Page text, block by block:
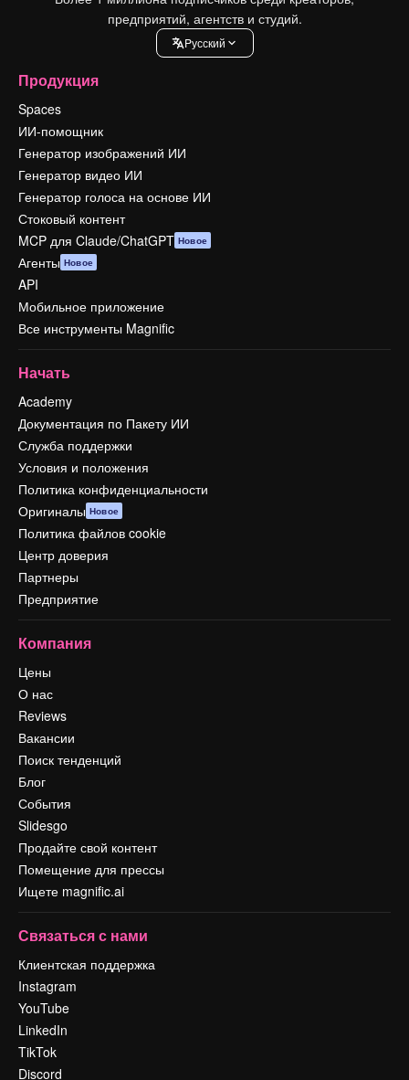
предприятий, агентств и студий.
Pусский
Продукция
Spaces
ИИ-помощник
Генератор изображений ИИ
Генератор видео ИИ
Генератор голоса на основе ИИ
Стоковый контент
MCP для Claude/ChatGPT Новое
Агенты Новое
API
Мобильное приложение
Все инструменты Magnific
Начать
Academy
Документация по Пакету ИИ
Служба поддержки
Условия и положения
Политика конфиденциальности
Оригиналы Новое
Политика файлов cookie
Центр доверия
Партнеры
Предприятие
Компания
Цены
О нас
Reviews
Вакансии
Поиск тенденций
Блог
События
Slidesgo
Продайте свой контент
Помещение для прессы
Ищете magnific.ai
Связаться с нами
Клиентская поддержка
Instagram
YouTube
LinkedIn
TikTok
Discord